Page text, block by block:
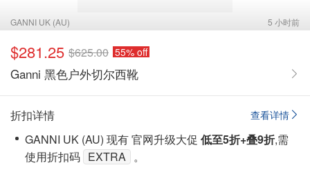
GANNI UK (AU) 5 小时前
$281.25 $625.00 55% off
Ganni 黑色户外切尔西靴
查看详情
折扣详情
GANNI UK (AU) 现有 官网升级大促 低至5折+叠9折,需
使用折扣码 EXTRA 。